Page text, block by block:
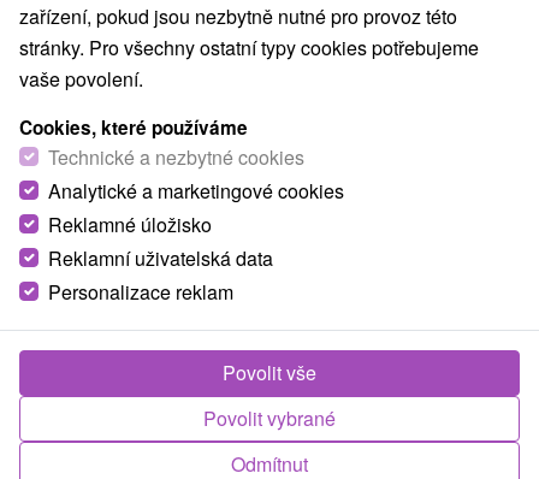
zařízení, pokud jsou nezbytně nutné pro provoz této
stránky. Pro všechny ostatní typy cookies potřebujeme
vaše povolení.
Cookies, které používáme
Technické a nezbytné cookies
Analytické a marketingové cookies
Reklamné úložisko
Reklamní uživatelská data
Personalizace reklam
Odmítnut
Povolit vybrané
Povolit vše